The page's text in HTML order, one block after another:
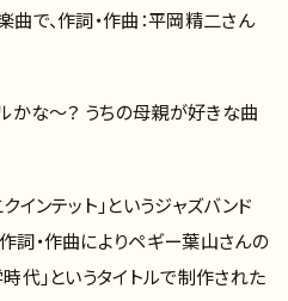
で、作詞・作曲：平岡精二さん
かな～？ うちの母親が好きな曲
インテット」というジャズバンド
詞・作曲によりペギー葉山さんの
代」というタイトルで制作された